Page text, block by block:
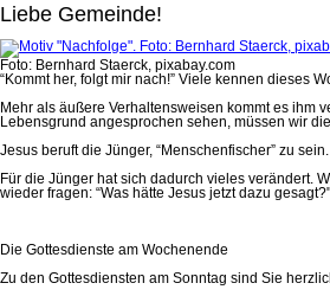
Liebe Gemeinde!
Foto: Bernhard Staerck, pixabay.com
“Kommt her, folgt mir nach!” Viele kennen dieses
Mehr als äußere Verhaltensweisen kommt es ihm
Lebensgrund angesprochen sehen, müssen wir
Jesus beruft die Jünger, “Menschenfischer” zu
Für die Jünger hat sich dadurch vieles verändert.
wieder fragen: “Was hätte Jesus jetzt dazu
Die Gottesdienste am Wochenende
Zu den Gottesdiensten am Sonntag sind Sie